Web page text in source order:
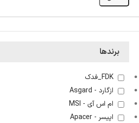
مادربرد
پاور
هارد اکسترنال
برندها
FDK_فدک
ازگارد - Asgard
ام اس آی - MSI
اپیسر - Apacer